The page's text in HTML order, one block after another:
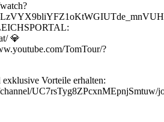
💎
TomTour/?
Vorteile erhalten:
UC7rsTyg8ZPcxnMEpnjSmtuw/